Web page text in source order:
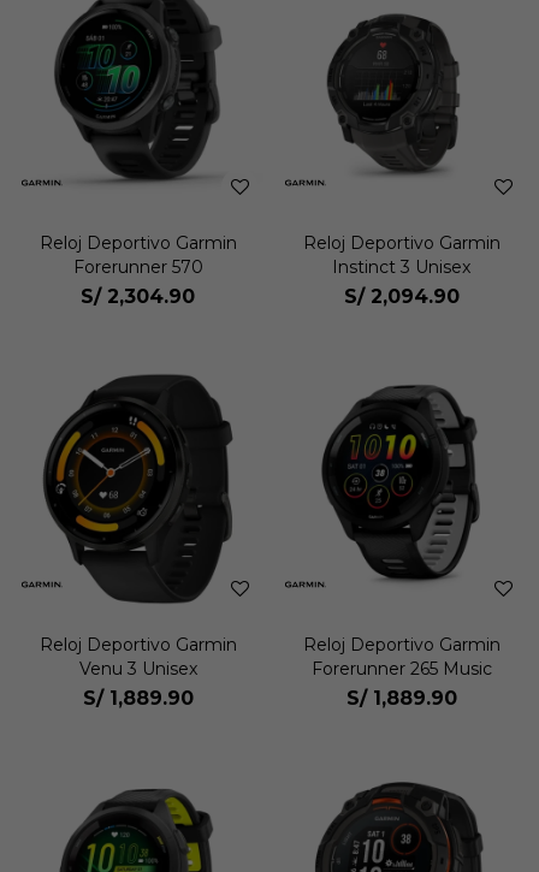
Reloj Deportivo Garmin
Forerunner 570
S/ 2,304.90
Reloj Deportivo Garmin
Instinct 3 Unisex
S/ 2,094.90
Reloj Deportivo Garmin
Venu 3 Unisex
S/ 1,889.90
Reloj Deportivo Garmin
Forerunner 265 Music
S/ 1,889.90